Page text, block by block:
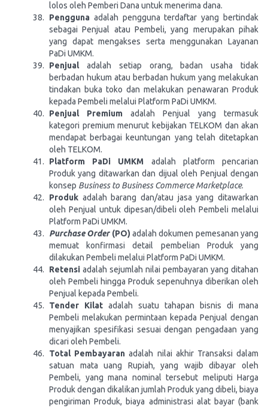
lolos oleh Pemberi Dana untuk menerima dana.
Pengguna adalah pengguna terdaftar yang bertindak
sebagai Penjual atau Pembeli, yang merupakan pihak
yang dapat mengakses serta menggunakan Layanan
PaDi UMKM.
Penjualadalah setiap orang, badan usaha tidak
berbadan hukum atau berbadan hukum yang melakukan
tindakan buka toko dan melakukan penawaran Produk
kepada Pembeli melalui Platform PaDi UMKM.
Penjual Premium adalah Penjual yang termasuk
kategori premium menurut kebijakan TELKOM dan akan
mendapat berbagai keuntungan yang telah ditetapkan
oleh TELKOM.
Platform PaDi UMKM adalah platform pencarian
Produk yang ditawarkan dan dijual oleh Penjual dengan
konsep Business to Business Commerce Marketplace.
Produk adalah barang dan/atau jasa yang ditawarkan
oleh Penjual untuk dipesan/dibeli oleh Pembeli melalui
Platform PaDi UMKM.
Purchase Order(PO) adalah dokumen pemesanan yang
memuat konfirmasi detail pembelian Produk yang
dilakukan Pembeli melalui Platform PaDi UMKM.
Retensi adalah sejumlah nilai pembayaran yang ditahan
oleh Pembeli hingga Produk sepenuhnya diberikan oleh
Penjual kepada Pembeli.
Tender Kilat adalah suatu tahapan bisnis di mana
Pembeli melakukan permintaan kepada Penjual dengan
menyajikan spesifikasi sesuai dengan pengadaan yang
dicari oleh Pembeli.
Total Pembayaran adalah nilai akhir Transaksi dalam
satuan mata uang Rupiah, yang wajib dibayar oleh
Pembeli, yang mana nominal tersebut meliputi Harga
Produk dengan dikalikan jumlah Produk yang dibeli, biaya
pengiriman Produk, biaya administrasi alat bayar (bank